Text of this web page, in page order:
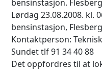
bensinstasjon. Flesberg
Lørdag 23.08.2008. kl.
bensinstasjon, Flesberg
Kontaktperson:
Sundet tlf 91 34 40 88
Det oppfordres til at